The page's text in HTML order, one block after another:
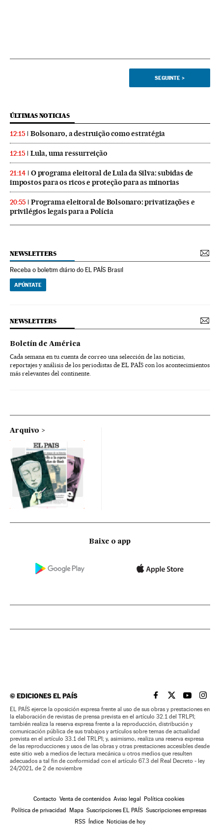
SEGUINTE >
ÚLTIMAS NOTICIAS
12:15 Bolsonaro, a destruição como estratégia
12:15 Lula, uma ressurreição
21:14
O programa eleitoral de Lula da Silva: subidas de
impostos para os ricos e proteção para as minorias
20:55
Programa eleitoral de Bolsonaro: privatizações e
privilégios legais para a Polícia
NEWSLETTERS
Receba o boletim diário do EL PAÍS Brasil
APÚNTATE
NEWSLETTERS
Boletín de América
Cada semana en tu cuenta de correo una selección de las noticias,
reportajes y análisis de los periodistas de EL PAÍS con los acontecimientos
más relevantes del continente.
Arquivo
Baixe o app
©EDICIONES EL PAÍS EL PAÍS BRASIL EN
EL PAÍSEL PAÍS
EL
EL PAÍS ejerce la oposición expresa frente al uso de sus obras y prestaciones en
la elaboración de revistas de prensa prevista en el artículo 32.1 del TRLPI;
también realiza la reserva expresa frente a la reproducción, distribución y
comunicación pública de sus trabajos y artículos sobre temas de actualidad
prevista en el artículo 33.1 del TRLPI; y, asimismo, realiza una reserva expresa
de las reproducciones y usos de las obras y otras prestaciones accesibles desde
este sitio web a medios de lectura mecánica u otros medios que resulten
adecuados a tal fin de conformidad con el artículo 67.3 del Real Decreto - ley
24/2021, de 2 de noviembre
Contacto Venta de contenidos Aviso legal
Política cookies
Política de privacidad
Mapa Suscripciones EL PAÍS Suscripciones empresas
RSS
Índice Noticias de hoy